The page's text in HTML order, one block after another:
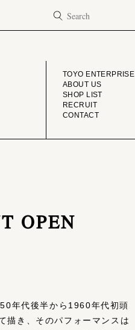
COMPANY
TOYO ENTERPRISE
ABOUT US
SHOP LIST
RECRUIT
CONTACT
OPEN
年代後半から1960年代初頭
描き、そのパフォーマンスは